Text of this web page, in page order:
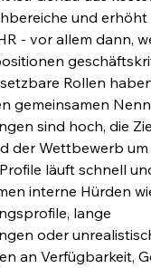
und erhöht
- vor allem dann,
Rollen
gemeinsamen
sind hoch, die
der Wettbewerb um
läuft schnell
interne Hürden
lange
oder
an Verfügbarkeit,